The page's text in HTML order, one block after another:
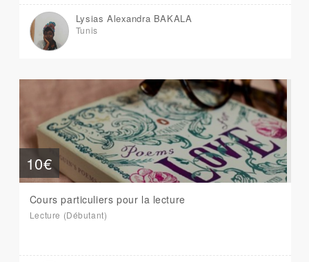
Lysias Alexandra BAKALA
Tunis
10€
Cours particuliers pour la lecture
Lecture (Débutant)